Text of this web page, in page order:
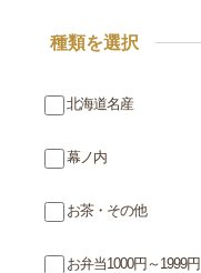
種類を選択
北海道名産
幕ノ内
お茶・その他
お弁当1000円～1999円